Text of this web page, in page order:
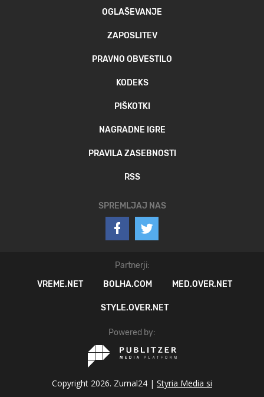
OGLAŠEVANJE
ZAPOSLITEV
PRAVNO OBVESTILO
KODEKS
PIŠKOTKI
NAGRADNE IGRE
PRAVILA ZASEBNOSTI
RSS
SPREMLJAJ NAS
Partnerji:
VREME.NET
BOLHA.COM MED.OVER.NET
STYLE.OVER.NET
Powered by:
Copyright 2026. Zurnal24 | Styria Media si